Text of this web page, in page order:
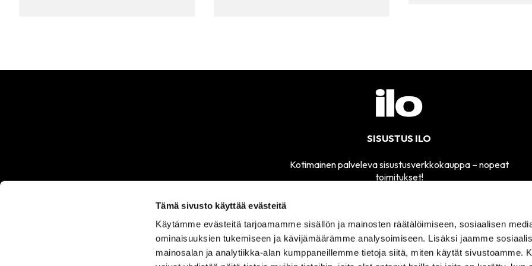
Tämä sivusto käyttää evästeitä
Käytämme evästeitä tarjoamamme sisällön ja mainosten räätälöimiseen, sosiaalisen
ominaisuuksien tukemiseen ja kävijämäärämme analysoimiseen. Lisäksi jaamme
mainosalan ja analytiikka-alan kumppaneillemme tietoja siitä, miten käytät sivustoamme.
SISUSTUS ILO
Kotimainen palveleva sisustusverkkokauppa – nopeat
toimitukset!
ASIAKASPALVELU
050 555
0330
MYYMÄLÄMME
AVOINNA
TI-PE 11-17
SÄHKÖPOSTI
sisustusilo@sisustusilo.fi